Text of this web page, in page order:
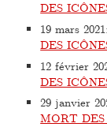
DES
19 mars 2021
DES
12 février
DES
29 janvier
MORT